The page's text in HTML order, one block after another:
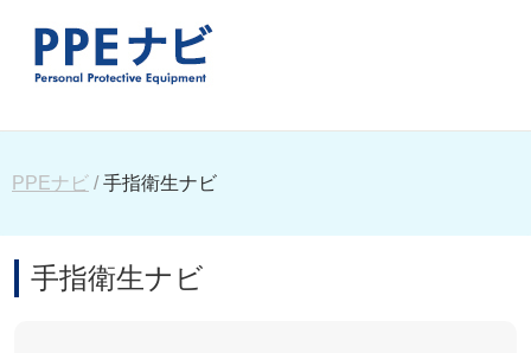
PPEナビ 手指衛生ナビ
手指衛生ナビ